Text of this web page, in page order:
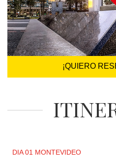
CRUCEROS
FLORIDA
MEXICO
¡QUIERO
DIA 01 MONTEVIDEO